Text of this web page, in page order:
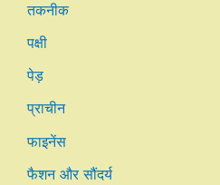
तकनीक
पक्षी
पेड़
प्राचीन
फाइनेंस
फैशन और सौंदर्य